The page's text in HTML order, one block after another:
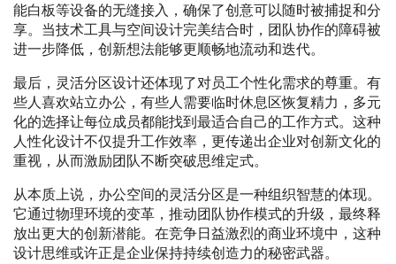
能白板等设备的无缝接入，确保了创意可以随时被捕捉和分
享。当技术工具与空间设计完美结合时，团队协作的障碍被
进一步降低，创新想法能够更顺畅地流动和迭代。
最后，灵活分区设计还体现了对员工个性化需求的尊重。有
些人喜欢站立办公，有些人需要临时休息区恢复精力，多元
化的选择让每位成员都能找到最适合自己的工作方式。这种
人性化设计不仅提升工作效率，更传递出企业对创新文化的
重视，从而激励团队不断突破思维定式。
从本质上说，办公空间的灵活分区是一种组织智慧的体现。
它通过物理环境的变革，推动团队协作模式的升级，最终释
放出更大的创新潜能。在竞争日益激烈的商业环境中，这种
设计思维或许正是企业保持持续创造力的秘密武器。